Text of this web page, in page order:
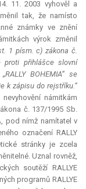
11. 2003 vyhověl a
tak, že namísto
známky ve znění
výrok změnil
1 písm. c) zákona č.
proti přihlášce slovní
BOHEMIA“ se
k zápisu do rejstříku.“
námitkám
č. 137/1995 Sb.
, pod nímž namítatel v
označení RALLY
stránky je zcela
Uznal rovněž,
soutěží RALLYE
programů RALLYE